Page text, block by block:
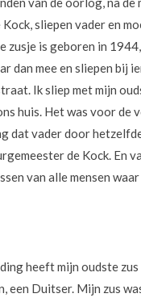
sliepen vader en
zusje is geboren in
dan mee en sliepen bij
Ik sliep met mijn
huis. Het was voor de
dat vader door
de Kock. En
van alle mensen
heeft mijn oudste
een Duitser. Mijn zus